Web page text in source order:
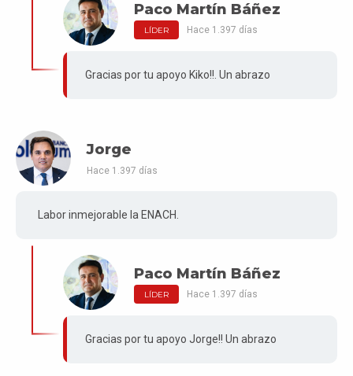
Paco Martín Báñez
LÍDER Hace 1.397 días
Gracias por tu apoyo Kiko!!. Un abrazo
Jorge
Hace 1.397 días
Labor inmejorable la ENACH.
Paco Martín Báñez
LÍDER Hace 1.397 días
Gracias por tu apoyo Jorge!! Un abrazo